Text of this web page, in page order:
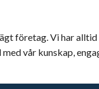
företag. Vi har
vår kunskap,